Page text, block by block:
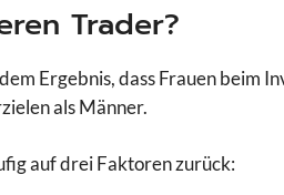
Trader?
Ergebnis, dass Frauen beim
als Männer.
auf drei Faktoren zurück: